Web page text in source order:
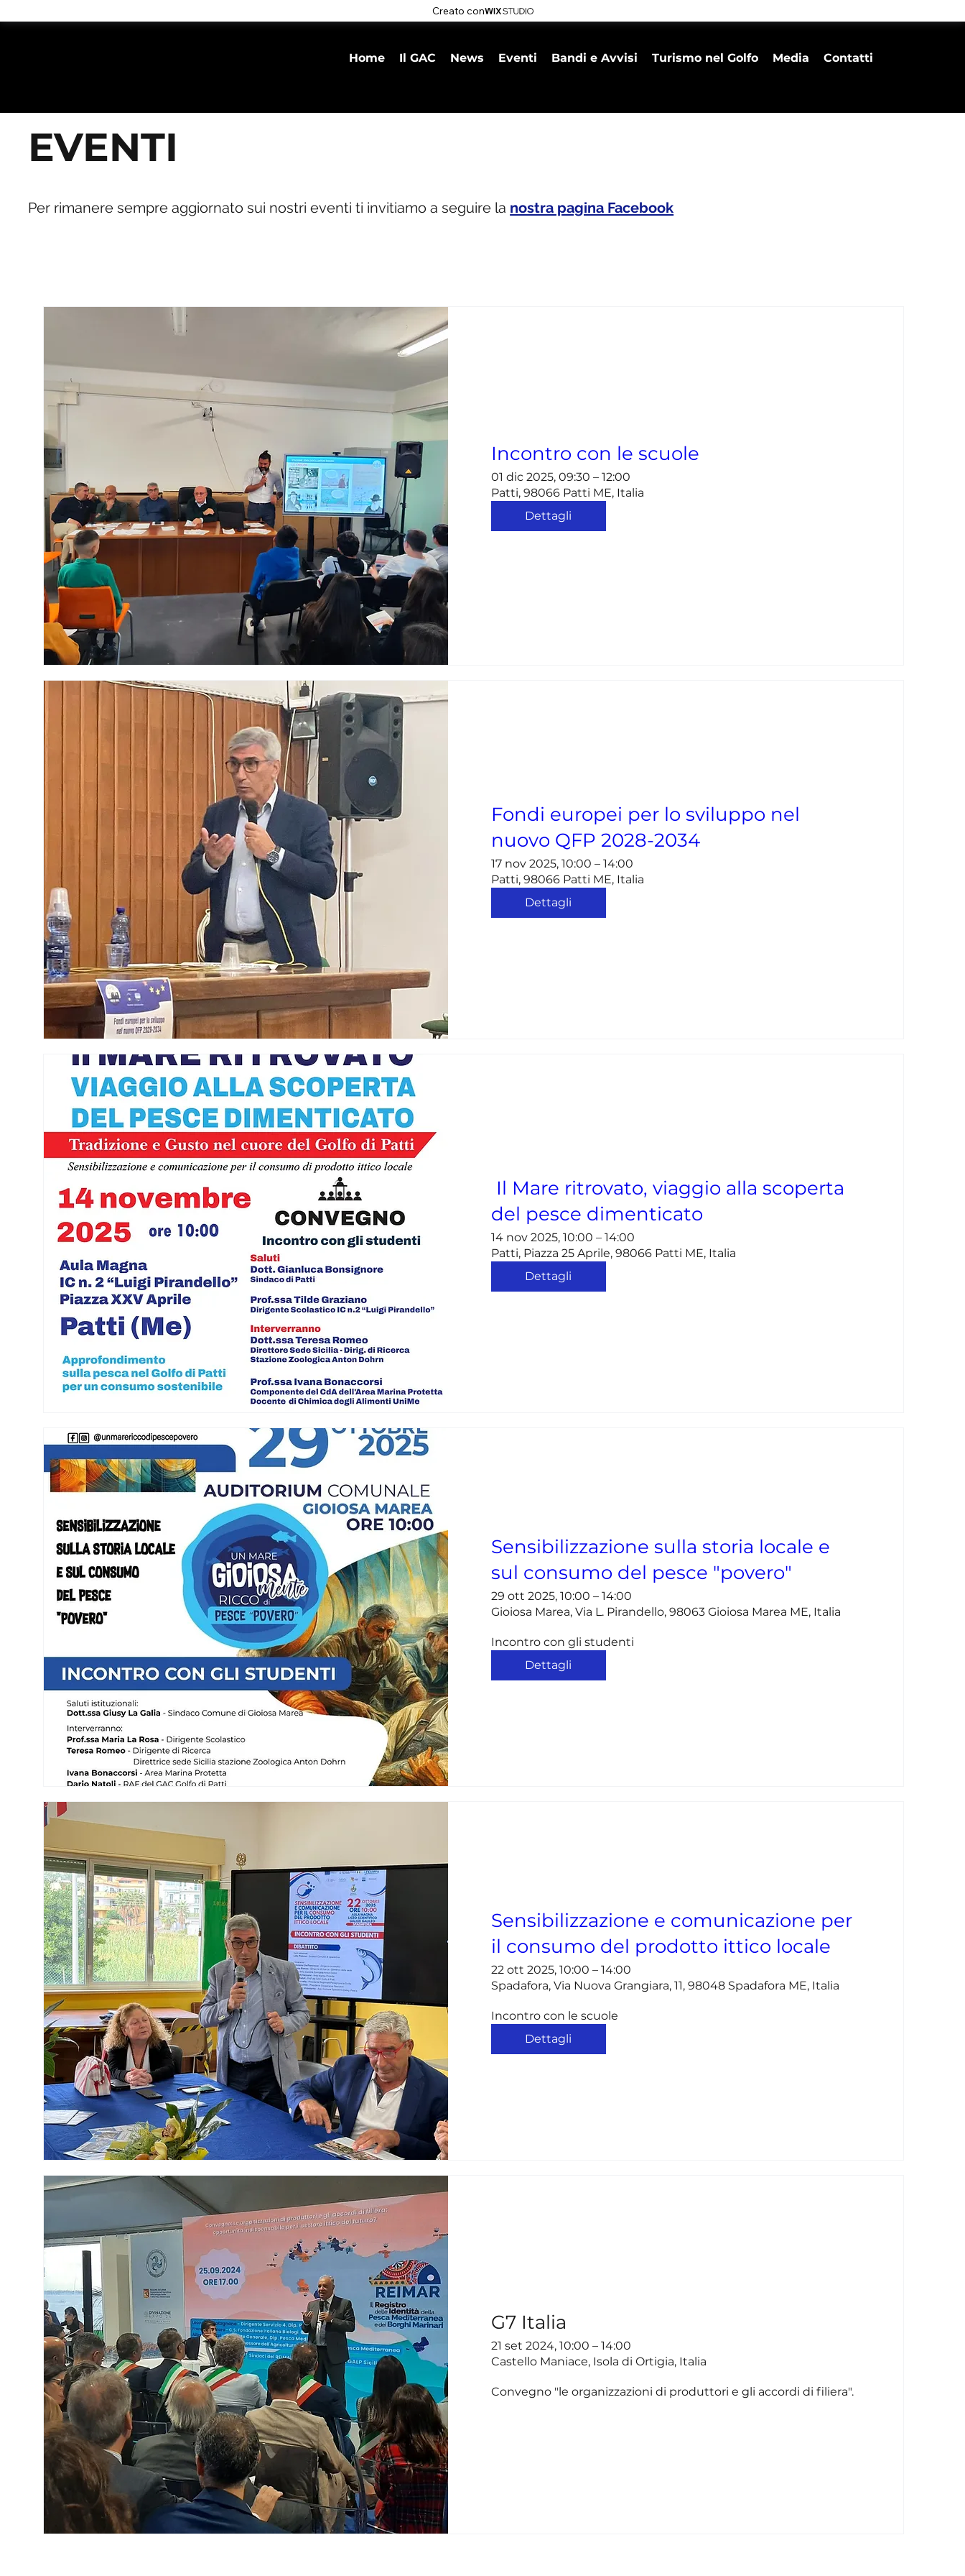
Creato con
Home Il GAC News Eventi Bandi e Avvisi Turismo nel Golfo Media Contatti
EVENTI
Per rimanere sempre aggiornato sui nostri eventi ti invitiamo a seguire la nostra pagina Facebook
Incontro con le scuole
01 dic 2025, 09:30 – 12:00
Patti, 98066 Patti ME, Italia
Dettagli
Fondi europei per lo sviluppo nel
nuovo QFP 2028-2034
17 nov 2025, 10:00 – 14:00
Patti, 98066 Patti ME, Italia
Dettagli
Il Mare ritrovato, viaggio alla scoperta
del pesce dimenticato
14 nov 2025, 10:00 – 14:00
Patti, Piazza 25 Aprile, 98066 Patti ME, Italia
Dettagli
Sensibilizzazione sulla storia locale e
sul consumo del pesce "povero"
29 ott 2025, 10:00 – 14:00
Gioiosa Marea, Via L. Pirandello, 98063 Gioiosa Marea ME, Italia
Incontro con gli studenti
Dettagli
Sensibilizzazione e comunicazione per
il consumo del prodotto ittico locale
22 ott 2025, 10:00 – 14:00
Spadafora, Via Nuova Grangiara, 11, 98048 Spadafora ME, Italia
Incontro con le scuole
Dettagli
G7 Italia
21 set 2024, 10:00 – 14:00
Castello Maniace, Isola di Ortigia, Italia
Convegno "le organizzazioni di produttori e gli accordi di filiera".